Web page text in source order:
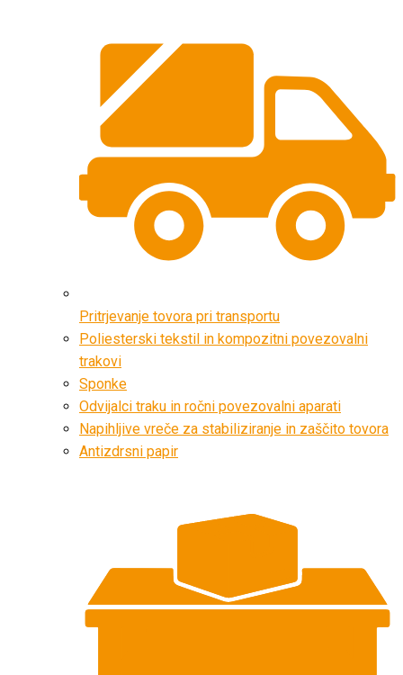
Pritrjevanje tovora pri transportu
Poliesterski tekstil in kompozitni povezovalni
trakovi
Sponke
Odvijalci traku in ročni povezovalni aparati
Napihljive vreče za stabiliziranje in zaščito tovora
Antizdrsni papir